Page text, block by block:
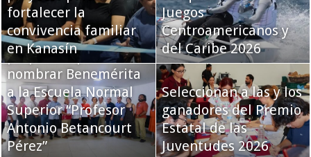
fortalecer la
convivencia familiar
en Kanasín
Juegos
Centroamericanos y
del Caribe 2026
Recibe el Congreso
propuesta para
nombrar Benemérita
a la Escuela Normal
Superior “Profesor
Antonio Betancourt
Pérez”
Seleccionan a las y los
ganadores del Premio
Estatal de las
Juventudes 2026